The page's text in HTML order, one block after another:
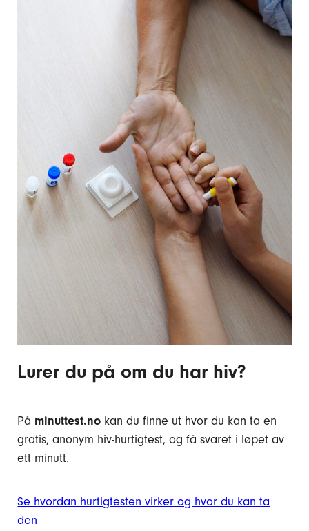
Lurer du på om du har hiv?
På minuttest.no kan du finne ut hvor du kan ta en
gratis, anonym hiv-hurtigtest, og få svaret i løpet av
ett minutt.
Se hvordan hurtigtesten virker og hvor du kan ta
den